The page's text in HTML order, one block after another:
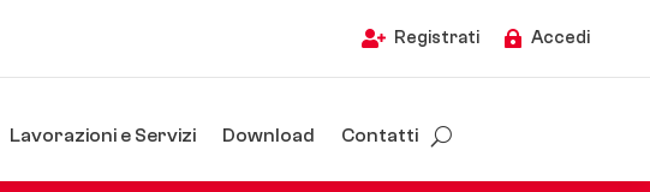
 Registrati  Accedi
Lavorazioni e Servizi Download Contatti